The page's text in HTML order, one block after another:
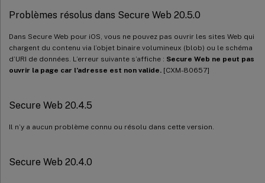
Problèmes résolus dans Secure Web 20.5.0
Dans Secure Web pour iOS, vous ne pouvez pas ouvrir les sites Web qui
chargent du contenu via l’objet binaire volumineux (blob) ou le schéma
d’URI de données. L’erreur suivante s’affiche : Secure Web ne peut pas
ouvrir la page car l’adresse est non valide. [CXM-80657]
Secure Web 20.4.5
Il n’y a aucun problème connu ou résolu dans cette version.
Secure Web 20.4.0